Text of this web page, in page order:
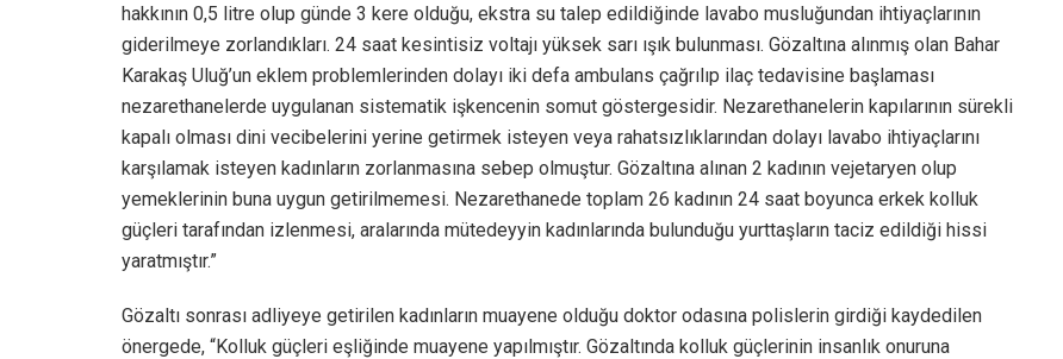
hakkının 0,5 litre olup günde 3 kere olduğu, ekstra su talep edildiğinde lavabo musluğundan ihtiyaçlarının
giderilmeye zorlandıkları. 24 saat kesintisiz voltajı yüksek sarı ışık bulunması. Gözaltına alınmış olan Bahar
Karakaş Uluğ’un eklem problemlerinden dolayı iki defa ambulans çağrılıp ilaç tedavisine başlaması
nezarethanelerde uygulanan sistematik işkencenin somut göstergesidir. Nezarethanelerin kapılarının sürekli
kapalı olması dini vecibelerini yerine getirmek isteyen veya rahatsızlıklarından dolayı lavabo ihtiyaçlarını
karşılamak isteyen kadınların zorlanmasına sebep olmuştur. Gözaltına alınan 2 kadının vejetaryen olup
yemeklerinin buna uygun getirilmemesi. Nezarethanede toplam 26 kadının 24 saat boyunca erkek kolluk
güçleri tarafından izlenmesi, aralarında mütedeyyin kadınlarında bulunduğu yurttaşların taciz edildiği hissi
yaratmıştır.”
Gözaltı sonrası adliyeye getirilen kadınların muayene olduğu doktor odasına polislerin girdiği kaydedilen
önergede, “Kolluk güçleri eşliğinde muayene yapılmıştır. Gözaltında kolluk güçlerinin insanlık onuruna